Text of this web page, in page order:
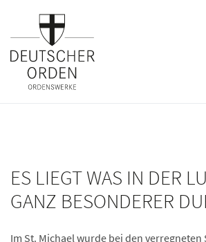
ES LIEGT WAS IN DER
GANZ BESONDERER
Im St. Michael wurde bei den